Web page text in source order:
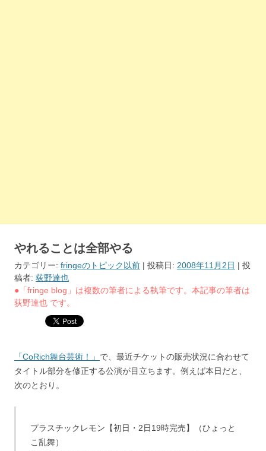
やれることは全部やる
カテゴリー: fringeのトピック以前 | 投稿日: 2008年11月2日 | 投
稿者: 荻野達也
●「fringe blog」は複数の筆者による執筆です。本記事の筆者は
荻野達也 です。
「CoRich舞台芸術！」 で、最近チケットの販売状況に合わせて
タイトル部分を修正する公演が目立ちます。例えば本日だと、
次のとおり。
プラスチックレモン【初日・2日19時完売】（ひょっと
こ乱舞）